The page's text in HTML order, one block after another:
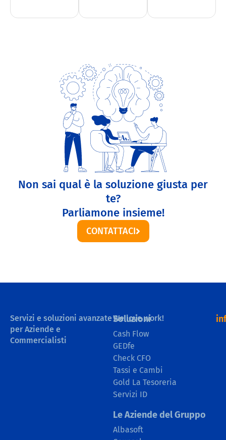
Non sai qual è la soluzione giusta per
te?
Parliamone insieme!
CONTATTACI
Servizi e soluzioni avanzate
per Aziende e
Commercialisti
We love work!
Soluzioni
Cash Flow
GEDfe
Check CFO
Tassi e Cambi
Gold La Tesoreria
Servizi ID
Le Aziende del Gruppo
Albasoft